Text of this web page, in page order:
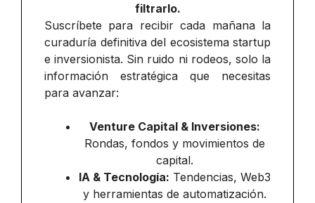
filtrarlo.
Suscríbete para recibir cada mañana la
curaduría definitiva del ecosistema startup
e inversionista. Sin ruido ni rodeos, solo la
información estratégica que necesitas
para avanzar:
Venture Capital & Inversiones:
Rondas, fondos y movimientos de
capital.
IA & Tecnología: Tendencias, Web3
y herramientas de automatización.